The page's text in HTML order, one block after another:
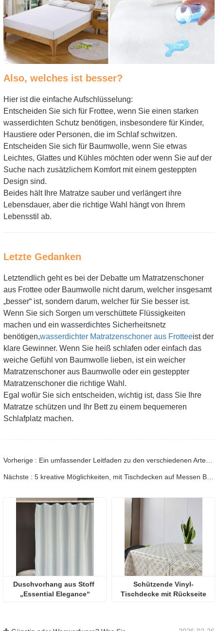
Also, welches ist besser?
Hier ist die einfache Aufschlüsselung:
Entscheiden Sie sich für Frottee, wenn Sie einen starken
wasserdichten Schutz benötigen, insbesondere für Kinder,
Haustiere oder Personen, die im Schlaf schwitzen.
Entscheiden Sie sich für Baumwolle, wenn Sie etwas
Leichtes, Glattes und Kühles möchten oder wenn Sie auf der
Suche nach zusätzlichem Komfort mit einem gesteppten
Design sind.
Beides hält Ihre Matratze sauber und verlängert ihre
Lebensdauer, aber die richtige Wahl hängt von Ihrem
Lebensstil ab.
Letzte Gedanken
Letztendlich geht es bei der Debatte um Matratzenschoner
aus Frottee oder Baumwolle nicht darum, welcher insgesamt
„besser“ ist, sondern darum, welcher für Sie besser ist.
Wenn Sie sich Sorgen um verschüttete Flüssigkeiten
machen und ein wasserdichtes Sicherheitsnetz
benötigen,wasserdichter Matratzenschoner aus Frotteeist der
klare Gewinner. Wenn Sie heiß schlafen oder einfach das
weiche Gefühl von Baumwolle lieben, ist ein weicher
Matratzenschoner aus Baumwolle oder ein gesteppter
Matratzenschoner die richtige Wahl.
Egal wofür Sie sich entscheiden, wichtig ist, dass Sie Ihre
Matratze schützen und Ihr Bett zu einem bequemeren
Schlafplatz machen.
Duschvorhang aus Stoff
„Essential Elegance“
Schützende Vinyl-
Tischdecke mit Rückseite